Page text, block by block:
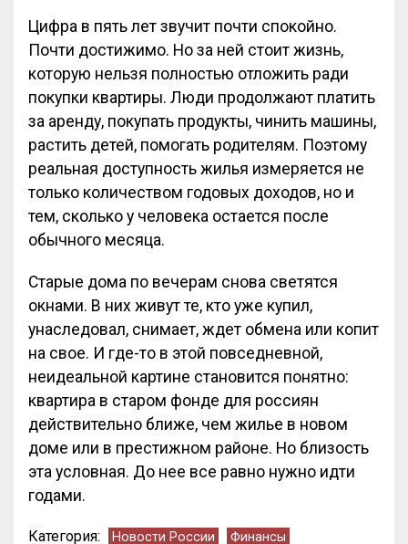
Цифра в пять лет звучит почти спокойно.
Почти достижимо. Но за ней стоит жизнь,
которую нельзя полностью отложить ради
покупки квартиры. Люди продолжают платить
за аренду, покупать продукты, чинить машины,
растить детей, помогать родителям. Поэтому
реальная доступность жилья измеряется не
только количеством годовых доходов, но и
тем, сколько у человека остается после
обычного месяца.
Старые дома по вечерам снова светятся
окнами. В них живут те, кто уже купил,
унаследовал, снимает, ждет обмена или копит
на свое. И где-то в этой повседневной,
неидеальной картине становится понятно:
квартира в старом фонде для россиян
действительно ближе, чем жилье в новом
доме или в престижном районе. Но близость
эта условная. До нее все равно нужно идти
годами.
Категория: Новости России Финансы